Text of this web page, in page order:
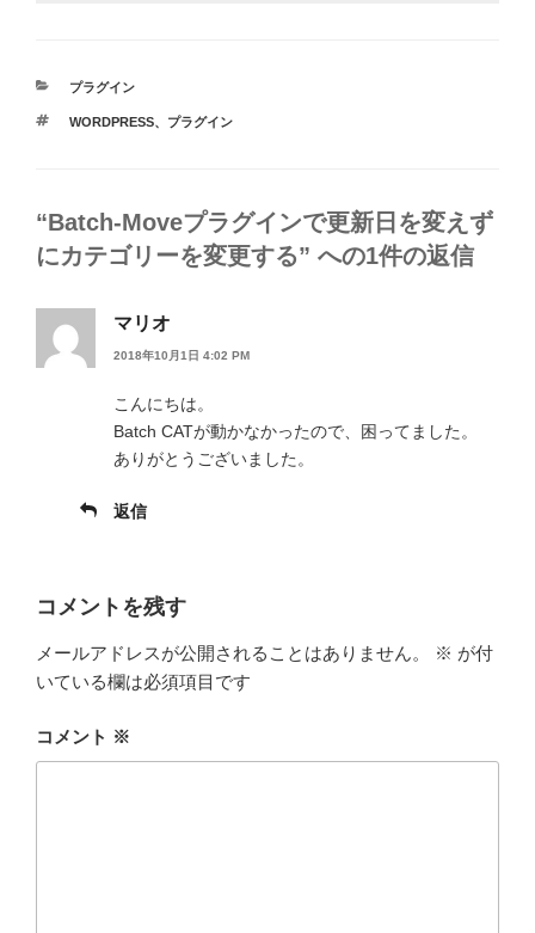
カ
ゴ
プラグイン
タ
WORDPRESS、 プラグイン
“Batch-Moveプラグインで更新日を変えず
にカテゴリーを変更する” への1件の返信
マリオ
2018年10月1日 4:02 PM
こんにちは。
Batch CATが動かなかったので、困ってました。
ありがとうございました。
返信
コメントを残す
メールアドレスが公開されることはありません。 ※ が付
いている欄は必須項目です
コメント ※